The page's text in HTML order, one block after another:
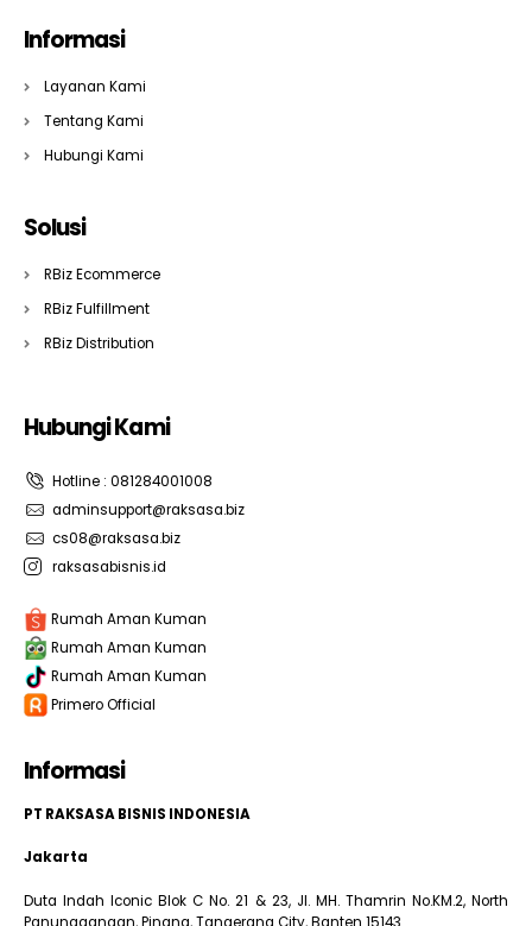
Informasi
Layanan Kami
Tentang Kami
Hubungi Kami
Solusi
RBiz Ecommerce
RBiz Fulfillment
RBiz Distribution
Hubungi Kami
Hotline : 081284001008
adminsupport@raksasa.biz
cs08@raksasa.biz
raksasabisnis.id
Rumah Aman Kuman
Rumah Aman Kuman
Rumah Aman Kuman
Primero Official
Informasi
PT RAKSASA BISNIS INDONESIA
Jakarta
Duta Indah Iconic Blok C No. 21 & 23, Jl. MH. Thamrin No.KM.2, North
Panunggangan, Pinang, Tangerang City, Banten 15143